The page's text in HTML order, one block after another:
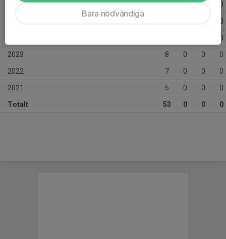
2026 7 0 0 0
0
0
2023 8 0 0 0
2022 7 0 0 0
2021 5 0 0 0
Totalt 53 0 0 0
Bara nödvändiga